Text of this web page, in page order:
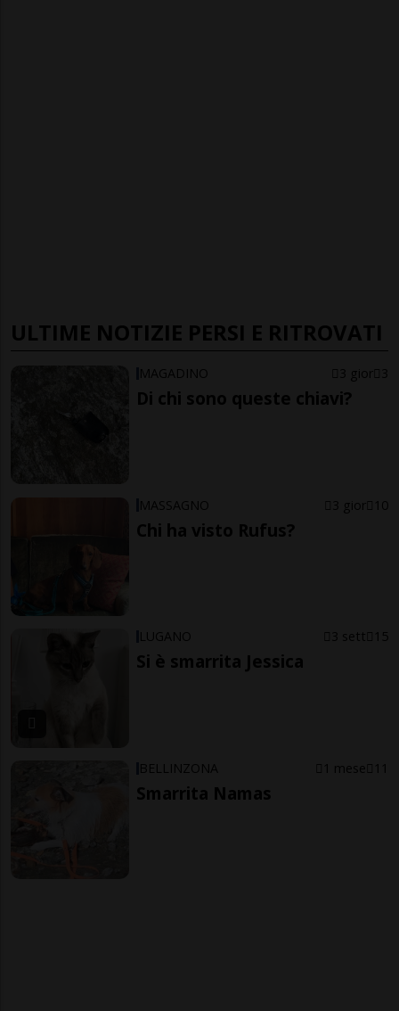
ULTIME NOTIZIE PERSI E RITROVATI
MAGADINO 3 gior 3
Di chi sono queste chiavi?
MASSAGNO 3 gior 10
Chi ha visto Rufus?
LUGANO 3 sett 15
Si è smarrita Jessica
BELLINZONA 1 mese 11
Smarrita Namas